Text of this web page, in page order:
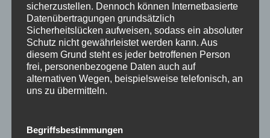
Schuljahr 22/23
Schuljahr 23/24
Schuljahr 24/25
Schuljahr 25/26
sicherzustellen. Dennoch können Internetbasierte
Datenübertragungen grundsätzlich
Sicherheitslücken aufweisen, sodass ein absoluter
Schutz nicht gewährleistet werden kann. Aus
diesem Grund steht es jeder betroffenen Person
frei, personenbezogene Daten auch auf
alternativen Wegen, beispielsweise telefonisch, an
uns zu übermitteln.
Begriffsbestimmungen